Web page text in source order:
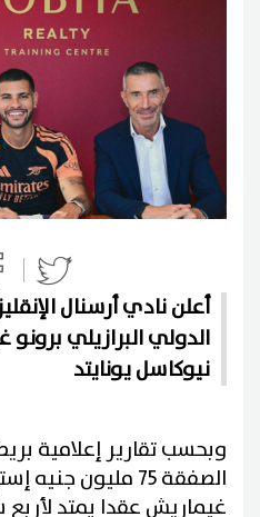
أعلن نادي أرسنال
الدولي البرازيلي
نيوكاسل يونايتد
وبحسب تقارير إعلامية
الصفقة 75 مليون
غيماريش عقدا يمتد لأربع